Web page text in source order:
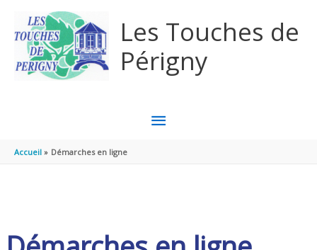
Les Touches de
Périgny
MENU
Accueil Démarches en ligne